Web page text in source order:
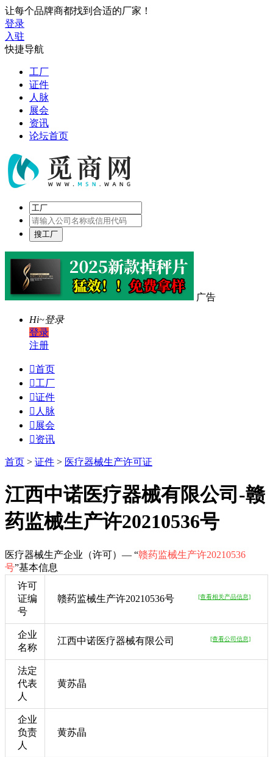
让每个品牌商都找到合适的厂家！
登录
入驻
快捷导航
工厂
证件
人脉
展会
资讯
论坛首页
广告
Hi~登录
登录
注册
首页
工厂
证件
 人脉
 展会
资讯
首页 > 证件 > 医疗器械生产许可证
江西中诺医疗器械有限公司-赣
药监械生产许20210536号
医疗器械生产企业（许可）— “赣药监械生产许20210536
号”基本信息
许可
证编
号
赣药监械生产许20210536号 [查看相关产品信息]
企业
名称
江西中诺医疗器械有限公司 [查看公司信息]
法定
代表
人
黄苏晶
企业
负责
人
黄苏晶